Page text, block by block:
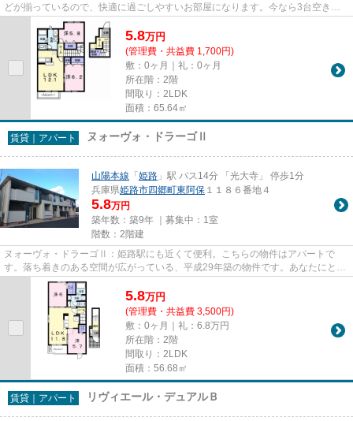
どが揃っているので、快適に過ごしやすいお部屋になります。今なら3台空きが
あります。パーキングの料金は...
5.8万円
(管理費・共益費 1,700円)
敷：0ヶ月｜礼：0ヶ月
所在階：2階
間取り：2LDK
面積：65.64㎡
賃貸｜アパート ヌォーヴォ・ドラーゴⅡ
山陽本線 「姫路 」駅 バス14分 「光大寺」 停歩1分
兵庫県姫路市四郷町東阿保 １１８６番地４
5.8万円
築年数：築9年 ｜募集中： 1室
階数：2階建
ヌォーヴォ・ドラーゴⅡ：姫路駅にも近くて便利。こちらの物件はアパートで
す。落ち着きのある空間が広がっている、平成29年築の物件です。あなたにとっ
て快適な物件を探すなら、当社に...
5.8万円
(管理費・共益費 3,500円)
敷：0ヶ月｜礼：6.8万円
所在階：2階
間取り：2LDK
面積：56.68㎡
賃貸｜アパート リヴィエール・デュアルＢ